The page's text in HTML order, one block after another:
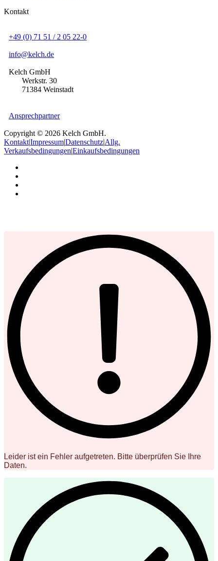
Kontakt
+49 (0) 71 51 / 2 05 22-0
info@kelch.de
Kelch GmbH
Werkstr. 30
71384 Weinstadt
Ansprechpartner
Copyright © 2026 Kelch GmbH.
Kontakt|Impressum|Datenschutz|Allg.
Verkaufsbedingungen|Einkaufsbedingungen
Leider ist ein Fehler aufgetreten. Bitte überprüfen Sie Ihre
Daten.